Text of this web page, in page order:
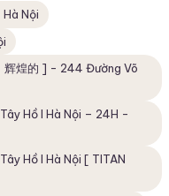
Nội
辉煌的 ] - 244 Đường Võ
Hồ I Hà Nội – 24H -
Hồ I Hà Nội [ TITAN